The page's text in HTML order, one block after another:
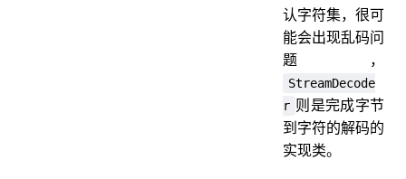
认字符集，很可
能会出现乱码问
题，
StreamDecode
r 则是完成字节
到字符的解码的
实现类。